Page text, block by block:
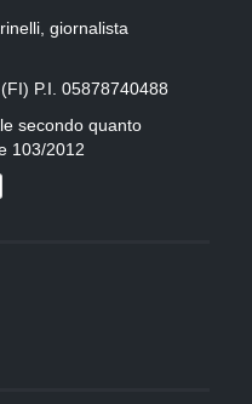
giornalista
P.I. 05878740488
secondo quanto
103/2012